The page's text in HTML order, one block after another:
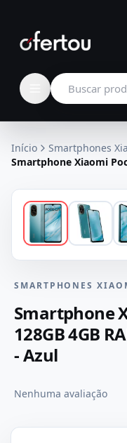
Buscar
Início
Smartphones
Smartphone Xiaomi
SMARTPHONES
Smartphone
128GB 4GB
- Azul
Nenhuma avaliação